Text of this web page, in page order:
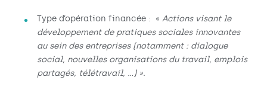
Type d’opération financée : «Actions visant le
développement de pratiques sociales innovantes
au sein des entreprises (notamment : dialogue
social, nouvelles organisations du travail, emplois
partagés, télétravail, …) ».